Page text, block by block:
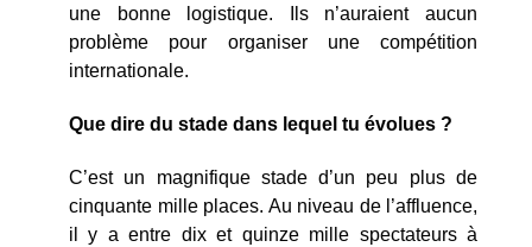
une bonne logistique. Ils n’auraient aucun
problème pour organiser une compétition
internationale.
Que dire du stade dans lequel tu évolues ?
C’est un magnifique stade d’un peu plus de
cinquante mille places. Au niveau de l’affluence,
il y a entre dix et quinze mille spectateurs à